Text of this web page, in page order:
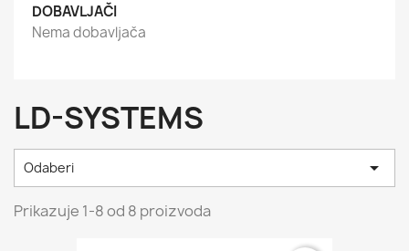
DOBAVLJAČI
Nema dobavljača
LD-SYSTEMS
Odaberi 
Prikazuje 1-8 od 8 proizvoda